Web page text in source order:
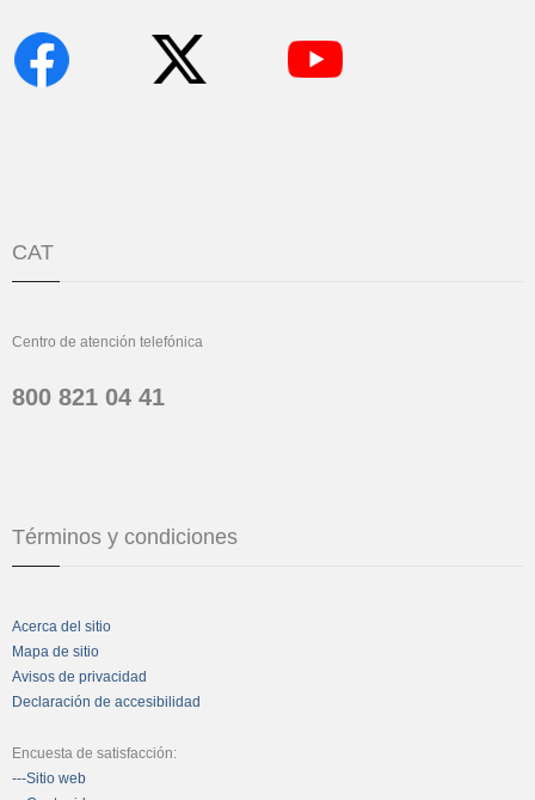
CAT
Centro de atención telefónica
800 821 04 41
Términos y condiciones
Acerca del sitio
Mapa de sitio
Avisos de privacidad
Declaración de accesibilidad
Encuesta de satisfacción:
---Sitio web